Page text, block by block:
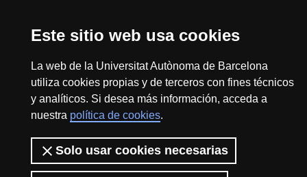
Este sitio web usa cookies
La web de la Universitat Autònoma de Barcelona
utiliza cookies propias y de terceros con fines técnicos
y analíticos. Si desea más información, acceda a
nuestra política de cookies.
Solo usar cookies necesarias